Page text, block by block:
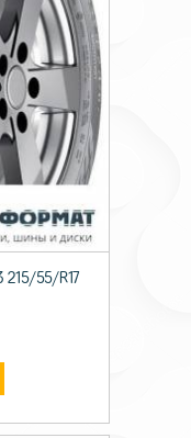
215/55/R17